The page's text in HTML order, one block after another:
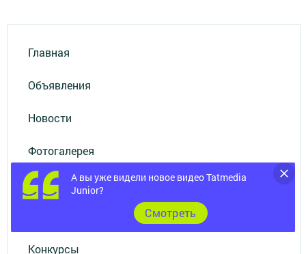
Главная
Объявления
Новости
Фотогалерея
Происшествия
Конкурсы
А вы уже видели новое видео Tatmedia
Junior?
Cмотреть